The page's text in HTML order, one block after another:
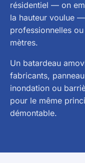
résidentiel — on
la hauteur voulue
professionnelles
mètres.
Un batardeau
fabricants,
inondation ou
pour le même
démontable.